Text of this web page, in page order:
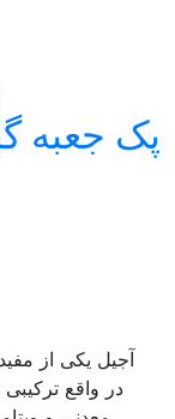
پک جعبه
آجیل یکی از
در واقع